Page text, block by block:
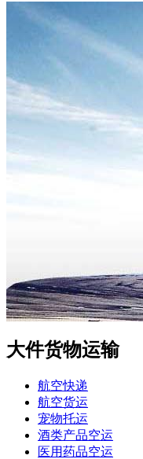
新闻资讯
公司简介
大件货物运输
航空快递
航空货运
宠物托运
酒类产品空运
医用药品空运